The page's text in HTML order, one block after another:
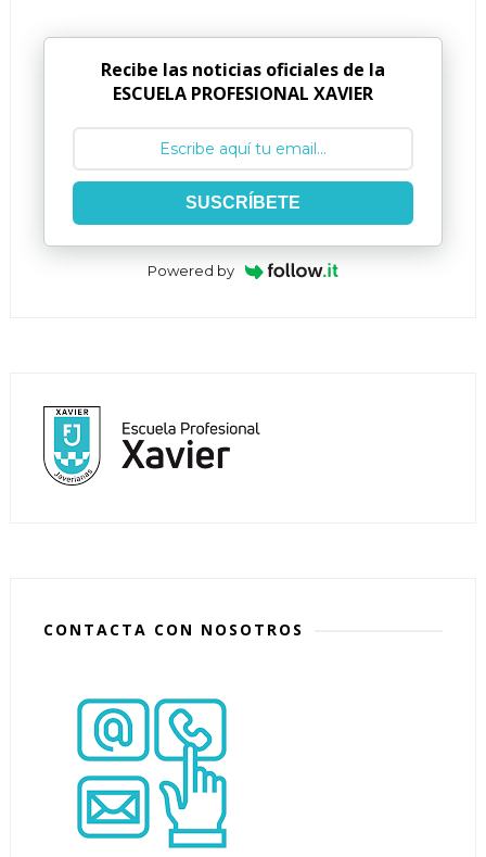
Recibe las noticias oficiales de la
ESCUELA PROFESIONAL XAVIER
SUSCRÍBETE
Powered by
CONTACTA CON NOSOTROS